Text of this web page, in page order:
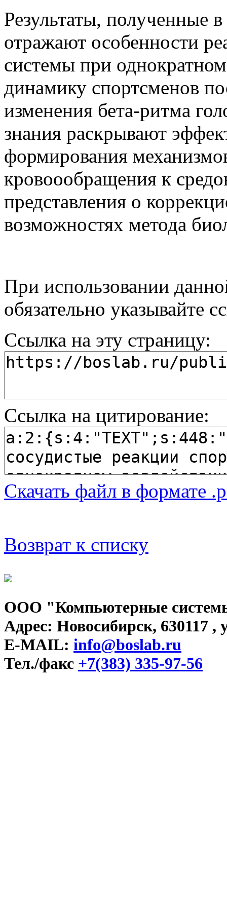
Результаты, полученные
отражают особенности
системы при
динамику спортсменов
изменения бета-ритма
знания раскрывают
формирования
кровоообращения к
представления о
возможностях метода
При использовании
обязательно указывайте
Ссылка на эту страницу:
Ссылка на цитирование:
Скачать файл в формате
Возврат к списку
ООО "Компьютерные
Адрес: Новосибирск, 630117 ,
E-MAIL: info@boslab.ru
Тел./факс +7(383) 335-97-56